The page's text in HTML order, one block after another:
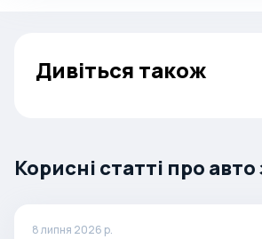
Дивіться також
Корисні статті про
8 липня 2026 р.